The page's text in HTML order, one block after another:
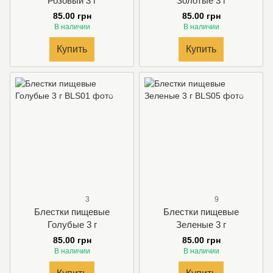
85.00 грн
В наличии
Купить
85.00 грн
В наличии
Купить
3
Блестки пищевые
Голубые 3 г
85.00 грн
В наличии
9
Блестки пищевые
Зеленые 3 г
85.00 грн
В наличии